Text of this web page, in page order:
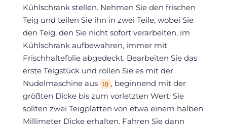
Kühlschrank stellen. Nehmen Sie den frischen
Teig und teilen Sie ihn in zwei Teile, wobei Sie
den Teig, den Sie nicht sofort verarbeiten, im
Kühlschrank aufbewahren, immer mit
Frischhaltefolie abgedeckt. Bearbeiten Sie das
erste Teigstück und rollen Sie es mit der
Nudelmaschine aus 18 , beginnend mit der
größten Dicke bis zum vorletzten Wert: Sie
sollten zwei Teigplatten von etwa einem halben
Millimeter Dicke erhalten. Fahren Sie dann